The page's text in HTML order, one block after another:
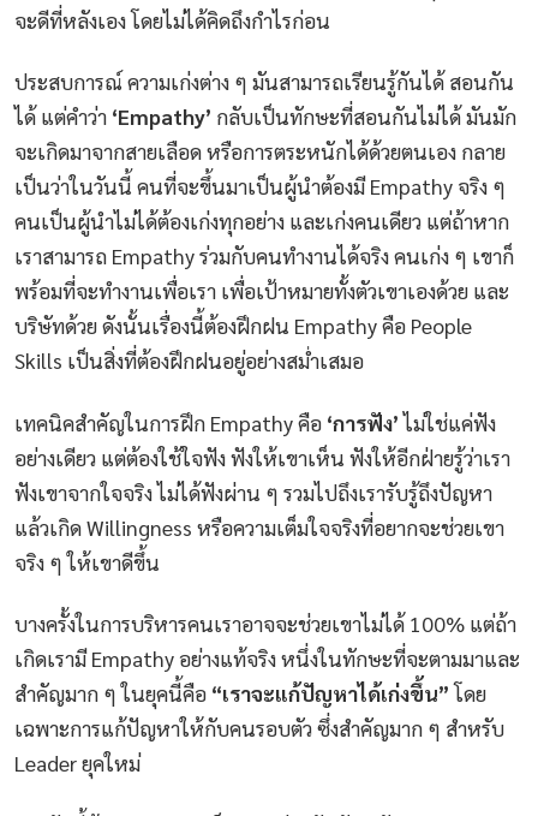
จะดีที่หลังเอง โดยไม่ได้คิดถึงกำไรก่อน
ประสบการณ์ ความเก่งต่าง ๆ มันสามารถเรียนรู้กันได้ สอนกัน
ได้ แต่คำว่า ‘Empathy’ กลับเป็นทักษะที่สอนกันไม่ได้ มันมัก
จะเกิดมาจากสายเลือด หรือการตระหนักได้ด้วยตนเอง กลาย
เป็นว่าในวันนี้ คนที่จะขึ้นมาเป็นผู้นำต้องมี Empathy จริง ๆ
คนเป็นผู้นำไม่ได้ต้องเก่งทุกอย่าง และเก่งคนเดียว แต่ถ้าหาก
เราสามารถ Empathy ร่วมกับคนทำงานได้จริง คนเก่ง ๆ เขาก็
พร้อมที่จะทำงานเพื่อเรา เพื่อเป้าหมายทั้งตัวเขาเองด้วย และ
บริษัทด้วย ดังนั้นเรื่องนี้ต้องฝึกฝน Empathy คือ People
Skills เป็นสิ่งที่ต้องฝึกฝนอยู่อย่างสม่ำเสมอ
เทคนิคสำคัญในการฝึก Empathy คือ ‘การฟัง’ไม่ใช่แค่ฟัง
อย่างเดียว แต่ต้องใช้ใจฟัง ฟังให้เขาเห็น ฟังให้อีกฝ่ายรู้ว่าเรา
ฟังเขาจากใจจริง ไม่ได้ฟังผ่าน ๆ รวมไปถึงเรารับรู้ถึงปัญหา
แล้วเกิด Willingness หรือความเต็มใจจริงที่อยากจะช่วยเขา
จริง ๆ ให้เขาดีขึ้น
บางครั้งในการบริหารคนเราอาจจะช่วยเขาไม่ได้ 100% แต่ถ้า
เกิดเรามี Empathy อย่างแท้จริง หนึ่งในทักษะที่จะตามมาและ
สำคัญมาก ๆ ในยุคนี้คือ “เราจะแก้ปัญหาได้เก่งขึ้น”โดย
เฉพาะการแก้ปัญหาให้กับคนรอบตัว ซึ่งสำคัญมาก ๆ สำหรับ
Leader ยุคใหม่